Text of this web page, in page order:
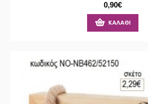
0,90€
ΚΑΛΆΘΙ